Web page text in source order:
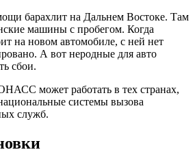
барахлит на Дальнем Востоке. Там
машины с пробегом. Когда
на новом автомобиле, с ней нет
А вот неродные для авто
сбои.
может работать в тех странах,
системы вызова
служб.